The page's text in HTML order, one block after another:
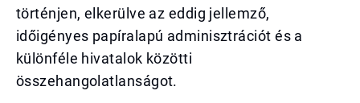
történjen, elkerülve az eddig jellemző,
időigényes papíralapú adminisztrációt és a
különféle hivatalok közötti
összehangolatlanságot.